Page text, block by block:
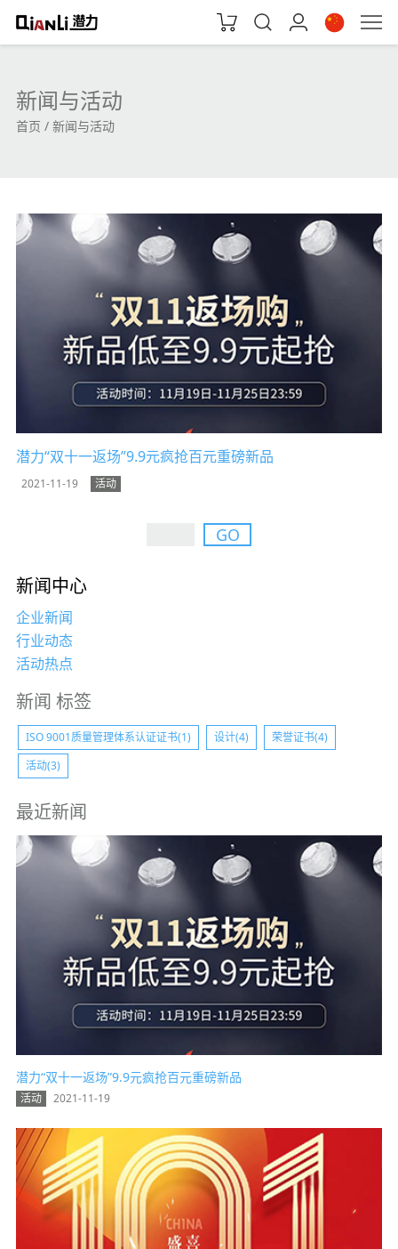
新闻与活动
首页 新闻与活动
潜力“双十一返场”9.9元疯抢百元重磅新品
2021-11-19
活动
GO
新闻中心
企业新闻
行业动态
活动热点
新闻 标签
ISO 9001质量管理体系认证证书(1) 设计(4)
荣誉证书(4)
活动(3)
最近新闻
潜力“双十一返场”9.9元疯抢百元重磅新品
活动
2021-11-19